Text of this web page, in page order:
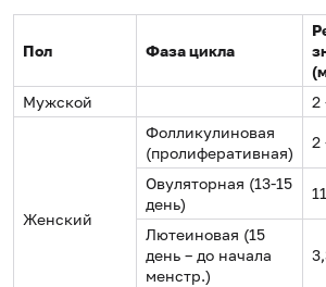
Пол Фаза цикла
Мужской
2
Женский
Фолликулиновая
(пролиферативная)
2
Овуляторная (13-15
день)
Лютеиновая (15
день – до начала
менстр.)